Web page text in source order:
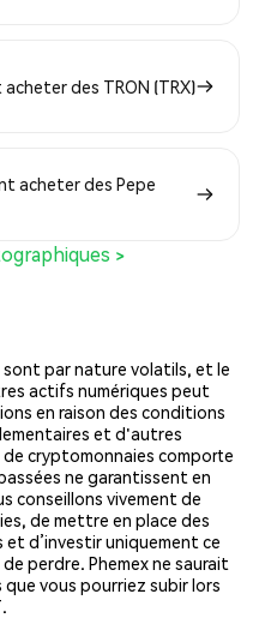
des TRON (TRX)
acheter des Pepe
>
sont par nature volatils, et le
actifs numériques peut
en raison des conditions
et d'autres
cryptomonnaies comporte
ne garantissent en
conseillons vivement de
de mettre en place des
d’investir uniquement ce
perdre. Phemex ne saurait
vous pourriez subir lors